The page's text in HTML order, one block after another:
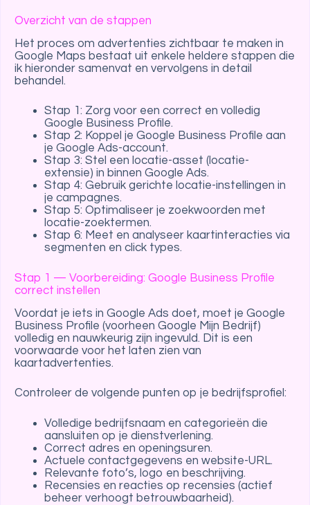
Overzicht van de stappen
Het proces om advertenties zichtbaar te maken in
Google Maps bestaat uit enkele heldere stappen die
ik hieronder samenvat en vervolgens in detail
behandel.
Stap 1: Zorg voor een correct en volledig
Google Business Profile.
Stap 2: Koppel je Google Business Profile aan
je Google Ads-account.
Stap 3: Stel een locatie-asset (locatie-
extensie) in binnen Google Ads.
Stap 4: Gebruik gerichte locatie-instellingen in
je campagnes.
Stap 5: Optimaliseer je zoekwoorden met
locatie-zoektermen.
Stap 6: Meet en analyseer kaartinteracties via
segmenten en click types.
Stap 1 — Voorbereiding: Google Business Profile
correct instellen
Voordat je iets in Google Ads doet, moet je Google
Business Profile (voorheen Google Mijn Bedrijf)
volledig en nauwkeurig zijn ingevuld. Dit is een
voorwaarde voor het laten zien van
kaartadvertenties.
Controleer de volgende punten op je bedrijfsprofiel:
Volledige bedrijfsnaam en categorieën die
aansluiten op je dienstverlening.
Correct adres en openingsuren.
Actuele contactgegevens en website-URL.
Relevante foto’s, logo en beschrijving.
Recensies en reacties op recensies (actief
beheer verhoogt betrouwbaarheid).